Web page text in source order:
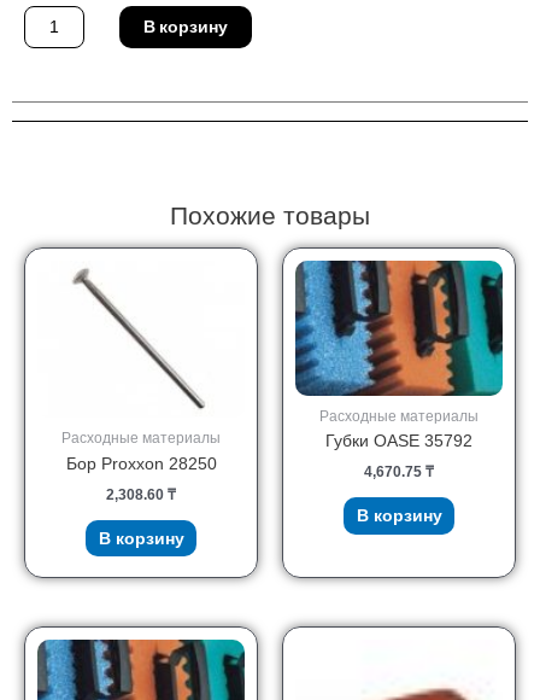
Количество
товара
Набор
В корзину
Похожие товары
Расходные материалы
Бор Proxxon 28250
2,308.60 ₸
В корзину
Расходные материалы
Губки OASE 35792
4,670.75 ₸
В корзину